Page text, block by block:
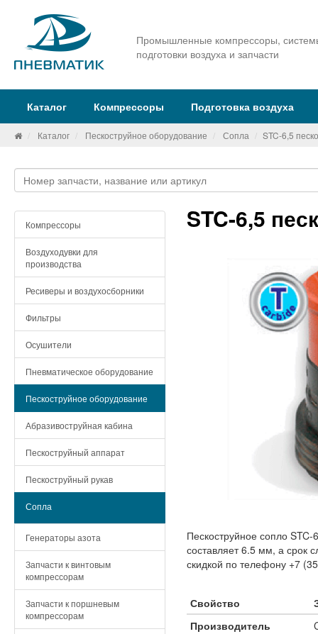
Промышленные компрессоры,
подготовки воздуха и запчасти
Каталог Компрессоры Подготовка воздуха
Каталог Пескоструйное оборудование Сопла STC-6,5
Компрессоры
Воздуходувки для
производства
Ресиверы и воздухосборники
Фильтры
Осушители
Пневматическое оборудование
Пескоструйное оборудование
Абразивоструйная кабина
Пескоструйный аппарат
Пескоструйный рукав
Сопла
Генераторы азота
Запчасти к винтовым
компрессорам
Запчасти к поршневым
компрессорам
STC-6,5
Пескоструйное сопло
составляет 6.5 мм, а срок
скидкой по телефону +7
Свойство
Производитель